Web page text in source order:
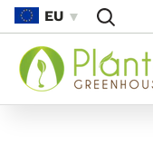
Zum
Inhalt
EU